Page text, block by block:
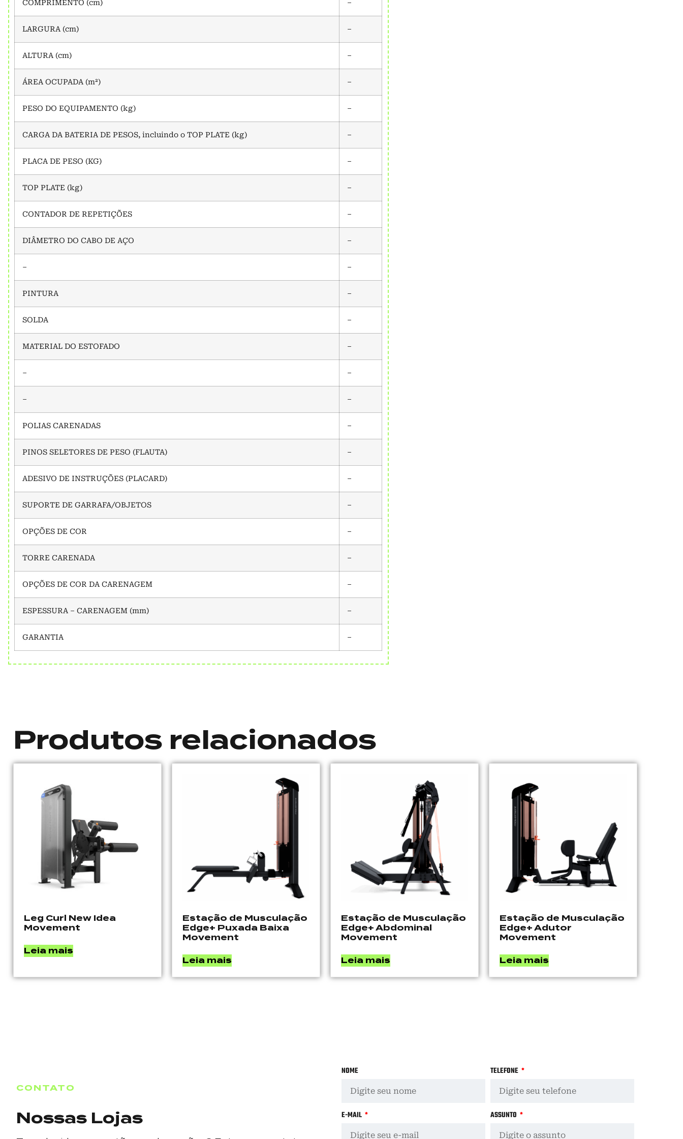
COMPRIMENTO (cm) –
LARGURA (cm) –
ALTURA (cm) –
ÁREA OCUPADA (m²) –
PESO DO EQUIPAMENTO (kg) –
CARGA DA BATERIA DE PESOS, incluindo o TOP PLATE (kg) –
PLACA DE PESO (KG) –
TOP PLATE (kg) –
CONTADOR DE REPETIÇÕES –
DIÂMETRO DO CABO DE AÇO –
– –
PINTURA –
SOLDA –
MATERIAL DO ESTOFADO –
– –
– –
POLIAS CARENADAS –
PINOS SELETORES DE PESO (FLAUTA) –
ADESIVO DE INSTRUÇÕES (PLACARD) –
SUPORTE DE GARRAFA/OBJETOS –
OPÇÕES DE COR –
TORRE CARENADA –
OPÇÕES DE COR DA CARENAGEM –
ESPESSURA – CARENAGEM (mm) –
GARANTIA –
Produtos relacionados
Leg Curl New Idea
Movement
Leia mais
Estação de Musculação
Edge+ Puxada Baixa
Movement
Leia mais
Estação de Musculação
Edge+ Abdominal
Movement
Leia mais
Estação de Musculação
Edge+ Adutor
Movement
Leia mais
CONTATO
Nossas Lojas
NOME TELEFONE
E-MAIL ASSUNTO